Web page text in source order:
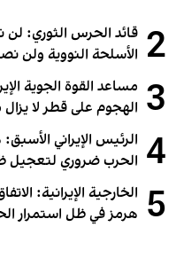
2 قائد الحرس الثوري: لن
الأسلحة النووية ولن
3 الهجوم على قطر لا يزال
4 الرئيس الإيراني
الحرب ضروري لتعجيل
5 الخارجية الإيرانية:
هرمز في ظل استمرار